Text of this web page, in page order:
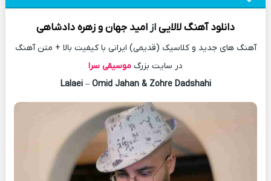
دانلود آهنگلالاییازامید جهانو زهره دادشاهی
آهنگ های جدید و کلاسیک (قدیمی) ایرانی با کیفیت بالا + متن آهنگ
در سایت بزرگ موسیقی سرا
Lalaei– Omid Jahan & Zohre Dadshahi